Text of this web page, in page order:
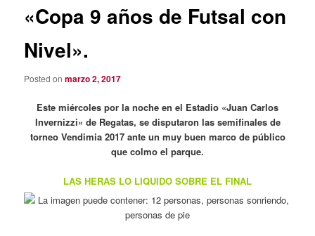
«Copa 9 años de Futsal con
Nivel».
Posted onmarzo 2, 2017
Este miércoles por la noche en el Estadio «Juan Carlos
Invernizzi» de Regatas, se disputaron las semifinales de
torneo Vendimia 2017 ante un muy buen marco de público
que colmo el parque.
LAS HERAS LO LIQUIDO SOBRE EL FINAL